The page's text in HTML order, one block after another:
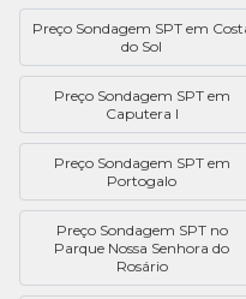
Preço Sondagem SPT em
do Sol
Preço Sondagem SPT em
Caputera I
Preço Sondagem SPT em
Portogalo
Preço Sondagem SPT no
Parque Nossa Senhora do
Rosário